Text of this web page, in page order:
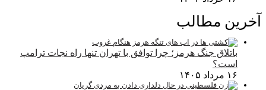
آخرین مطالب
باتلاق جنگ هرمز؛ چرا توافق با تهران تنها راه نجات ترامپ
است؟
۱۶ مرداد ۱۴۰۵